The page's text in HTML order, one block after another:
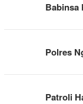
Babinsa
Polres
Patroli